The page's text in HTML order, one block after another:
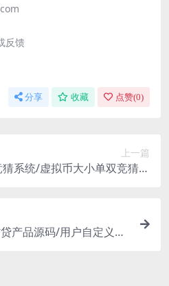
反馈
分享 收藏 点赞(0)
上一篇
系统/虚拟币大小单双竞猜下
产品源码/用户自定义弹